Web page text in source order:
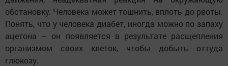
обстановку. Человека может тошнить, вплоть до рвоты.
Понять, что у человека диабет, иногда можно по запаху
ацетона – он появляется в результате расщепления
организмом своих клеток, чтобы добыть оттуда
глюкозу.